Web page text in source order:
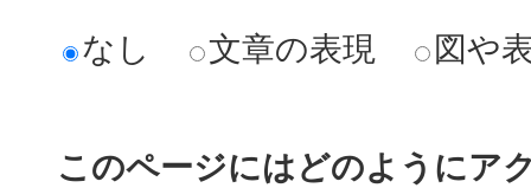
なし
文章の表現 図や
このページにはどのようにア